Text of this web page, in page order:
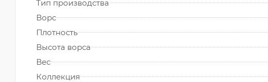
Тип производства
Ворс
Плотность
Высота ворса
Вес
Коллекция